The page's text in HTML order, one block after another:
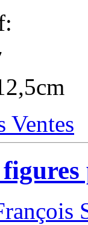
Ventes